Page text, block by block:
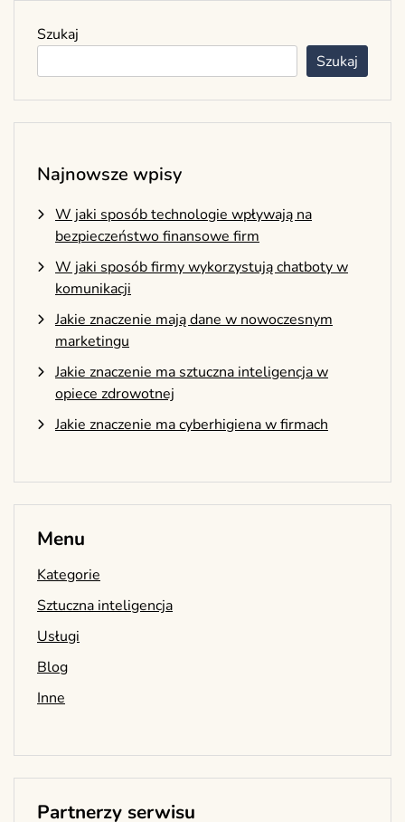
Szukaj
Szukaj
Najnowsze wpisy
W jaki sposób technologie wpływają na
bezpieczeństwo finansowe firm
W jaki sposób firmy wykorzystują chatboty w
komunikacji
Jakie znaczenie mają dane w nowoczesnym
marketingu
Jakie znaczenie ma sztuczna inteligencja w
opiece zdrowotnej
Jakie znaczenie ma cyberhigiena w firmach
Menu
Kategorie
Sztuczna inteligencja
Usługi
Blog
Inne
Partnerzy serwisu